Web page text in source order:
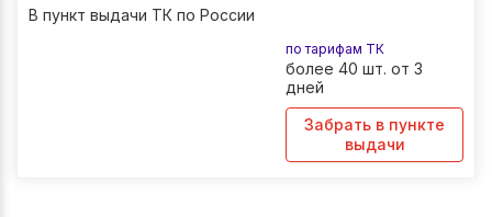
В пункт выдачи ТК по России
по тарифам ТК
более 40 шт. от 3
дней
Забрать в пункте
выдачи